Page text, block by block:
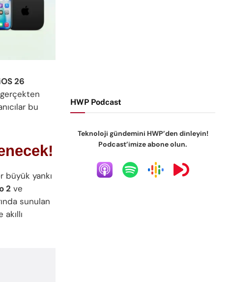
26
gerçekten
bu
büyük yankı
2 ve
sunulan
HWP Podcast
Teknoloji gündemini HWP’den dinleyin!
Podcast’imize abone olun.